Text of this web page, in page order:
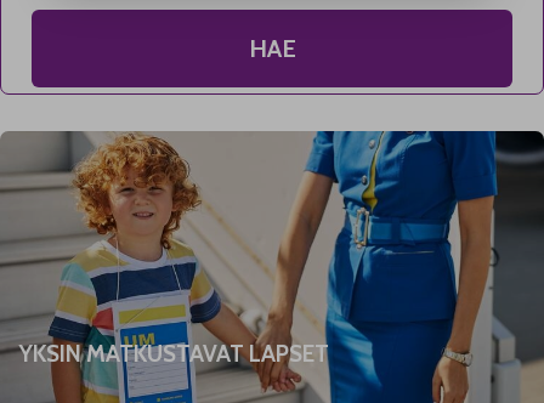
HAE
YKSIN MATKUSTAVAT LAPSET